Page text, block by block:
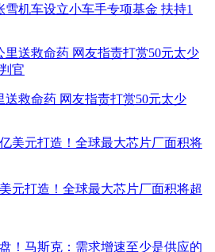
雪机车设立小车手专项基金 扶持1
送救命药 网友指责打赏50元太少
元打造！全球最大芯片厂面积将超